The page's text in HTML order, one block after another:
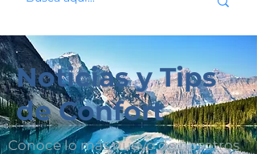
Noticias y Tips
de Confort
Conoce lo más nuevo de nosotros